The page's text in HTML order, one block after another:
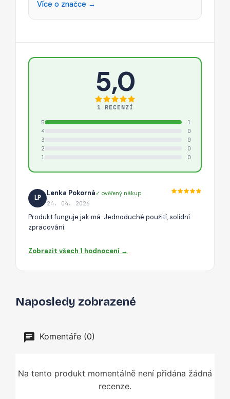
Více o značce →
5,0
1 RECENZÍ
5
1
4
0
3
0
2
0
1
0
LP
Lenka Pokorná✓ ověřený nákup
24. 04. 2026
Produkt funguje jak má. Jednoduché použití, solidní
zpracování.
Zobrazit všech 1 hodnocení →
Naposledy zobrazené
Komentáře (0)
Na tento produkt momentálně není přidána žádná
recenze.